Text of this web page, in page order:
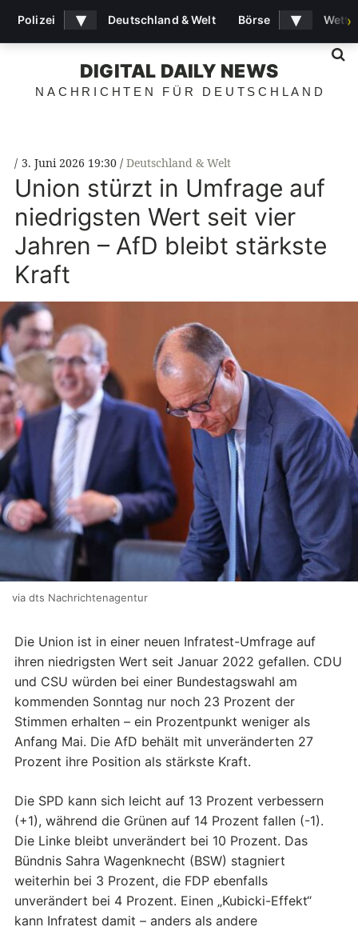
DIGITAL DAILY NEWS
NACHRICHTEN FÜR DEUTSCHLAND
3. Juni 2026 19:30 Deutschland & Welt
Union stürzt in Umfrage auf
niedrigsten Wert seit vier
Jahren – AfD bleibt stärkste
Kraft
via dts Nachrichtenagentur
Die Union ist in einer neuen Infratest-Umfrage auf
ihren niedrigsten Wert seit Januar 2022 gefallen. CDU
und CSU würden bei einer Bundestagswahl am
kommenden Sonntag nur noch 23 Prozent der
Stimmen erhalten – ein Prozentpunkt weniger als
Anfang Mai. Die AfD behält mit unveränderten 27
Prozent ihre Position als stärkste Kraft.
Die SPD kann sich leicht auf 13 Prozent verbessern
(+1), während die Grünen auf 14 Prozent fallen (-1).
Die Linke bleibt unverändert bei 10 Prozent. Das
Bündnis Sahra Wagenknecht (BSW) stagniert
weiterhin bei 3 Prozent, die FDP ebenfalls
unverändert bei 4 Prozent. Einen „Kubicki-Effekt“
kann Infratest damit – anders als andere
Polizei ▾ Deutschland & Welt Börse ▾ ›